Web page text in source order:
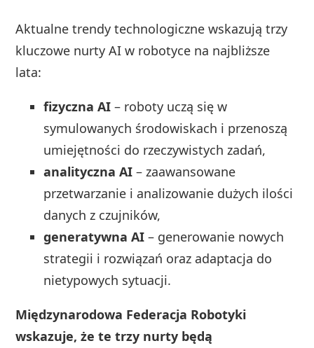
Aktualne trendy technologiczne wskazują trzy
kluczowe nurty AI w robotyce na najbliższe
lata:
fizyczna AI – roboty uczą się w
symulowanych środowiskach i przenoszą
umiejętności do rzeczywistych zadań,
analityczna AI – zaawansowane
przetwarzanie i analizowanie dużych ilości
danych z czujników,
generatywna AI – generowanie nowych
strategii i rozwiązań oraz adaptacja do
nietypowych sytuacji.
Międzynarodowa Federacja Robotyki
wskazuje, że te trzy nurty będą